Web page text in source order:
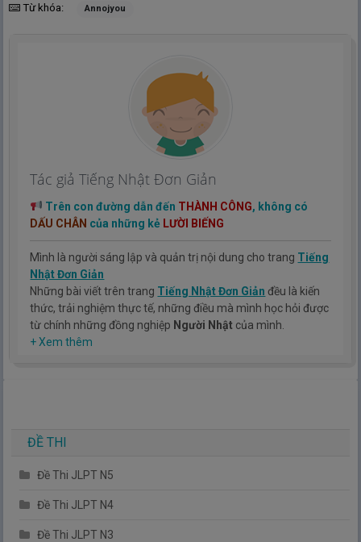
Từ khóa: Annojyou
Tác giả Tiếng Nhật Đơn Giản
Trên con đường dẫn đến THÀNH CÔNG, không có
DẤU CHÂN của những kẻ LƯỜI BIẾNG
Mình là người sáng lập và quản trị nội dung cho trang Tiếng
Nhật Đơn Giản
Những bài viết trên trang Tiếng Nhật Đơn Giản đều là kiến
thức, trải nghiệm thực tế, những điều mà mình học hỏi được
từ chính những đồng nghiệp Người Nhật của mình.
Hy vọng rằng kinh nghiệm mà mình có được sẽ giúp các bạn
+ Xem thêm
ĐỀ THI
Đề Thi JLPT N5
Đề Thi JLPT N4
Đề Thi JLPT N3